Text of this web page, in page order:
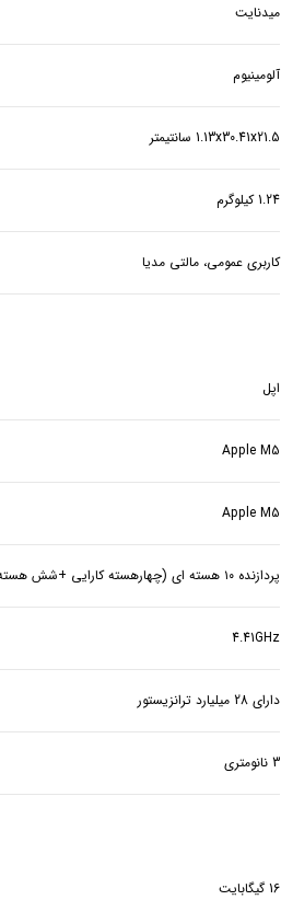
میدنایت
آلومینیوم
1.13x30.41x21.5 سانتیمتر
1.24 کیلوگرم
کاربری عمومی، مالتی مدیا
اپل
Apple M5
Apple M5
پردازنده ۱۰ هسته ای (چهارهسته کارایی +شش هسته بهره وری)
4.41GHz
دارای 28 میلیارد ترانزیستور
3 نانومتری
16 گیگابایت